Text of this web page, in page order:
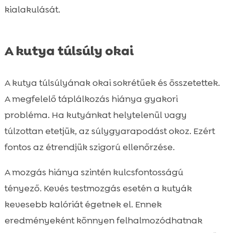
kialakulását.
A kutya túlsúly okai
A kutya túlsúlyának okai sokrétűek és összetettek.
A megfelelő táplálkozás hiánya gyakori
probléma. Ha kutyánkat helytelenül vagy
túlzottan etetjük, az súlygyarapodást okoz. Ezért
fontos az étrendjük szigorú ellenőrzése.
A mozgás hiánya szintén kulcsfontosságú
tényező. Kevés testmozgás esetén a kutyák
kevesebb kalóriát égetnek el. Ennek
eredményeként könnyen felhalmozódhatnak